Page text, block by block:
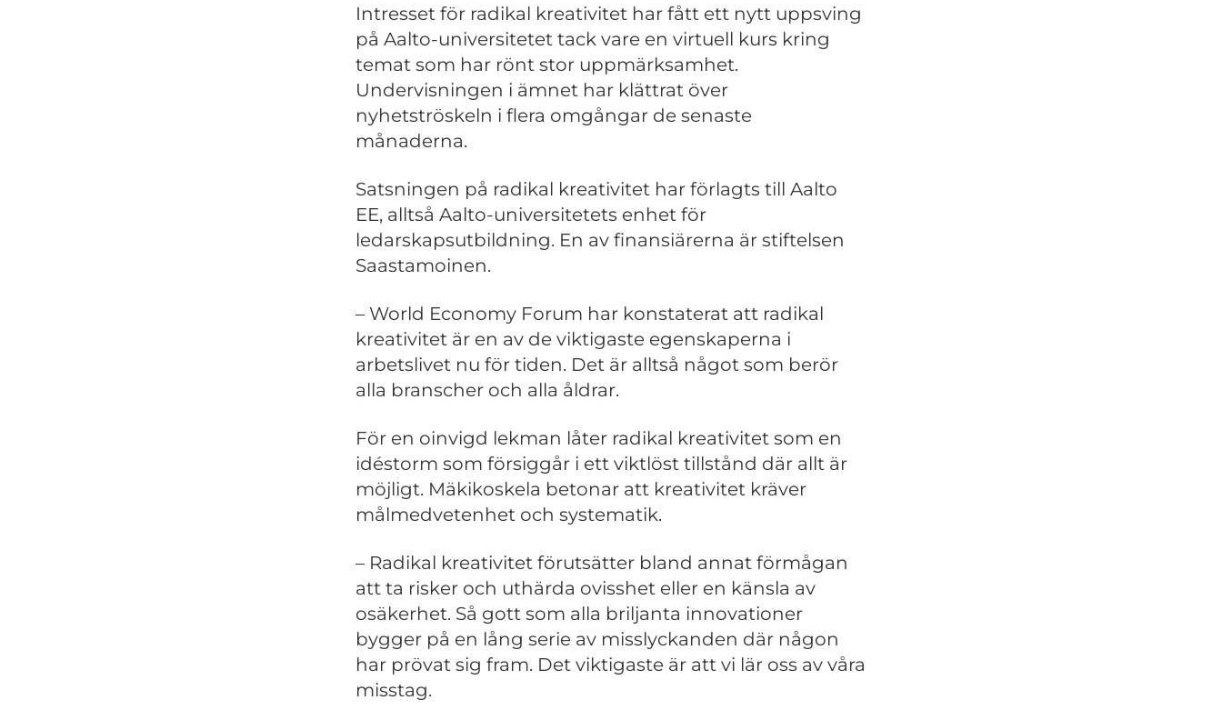
Intresset för radikal kreativitet har fått ett nytt uppsving
på Aalto-universitetet tack vare en virtuell kurs kring
temat som har rönt stor uppmärksamhet.
Undervisningen i ämnet har klättrat över
nyhetströskeln i flera omgångar de senaste
månaderna.
Satsningen på radikal kreativitet har förlagts till Aalto
EE, alltså Aalto-universitetets enhet för
ledarskapsutbildning. En av finansiärerna är stiftelsen
Saastamoinen.
– World Economy Forum har konstaterat att radikal
kreativitet är en av de viktigaste egenskaperna i
arbetslivet nu för tiden. Det är alltså något som berör
alla branscher och alla åldrar.
För en oinvigd lekman låter radikal kreativitet som en
idéstorm som försiggår i ett viktlöst tillstånd där allt är
möjligt. Mäkikoskela betonar att kreativitet kräver
målmedvetenhet och systematik.
– Radikal kreativitet förutsätter bland annat förmågan
att ta risker och uthärda ovisshet eller en känsla av
osäkerhet. Så gott som alla briljanta innovationer
bygger på en lång serie av misslyckanden där någon
har prövat sig fram. Det viktigaste är att vi lär oss av våra
misstag.